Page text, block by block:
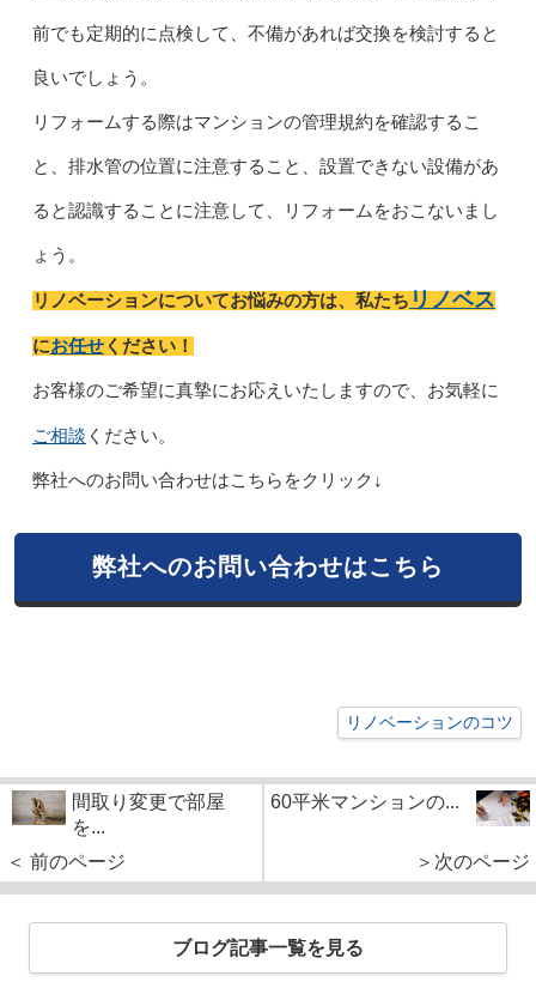
前でも定期的に点検して、不備があれば交換を検討すると
良いでしょう。
リフォームする際はマンションの管理規約を確認するこ
と、排水管の位置に注意すること、設置できない設備があ
ると認識することに注意して、リフォームをおこないまし
ょう。
リノベーションについてお悩みの方は、私たちリノベス
にお任せください！
お客様のご希望に真摯にお応えいたしますので、お気軽に
ご相談 ください。
弊社へのお問い合わせはこちらをクリック↓
弊社へのお問い合わせはこちら
リノベーションのコツ
間取り変更で部屋
を...
＜ 前のページ
60平米マンションの...
＞次のページ
ブログ記事一覧を見る